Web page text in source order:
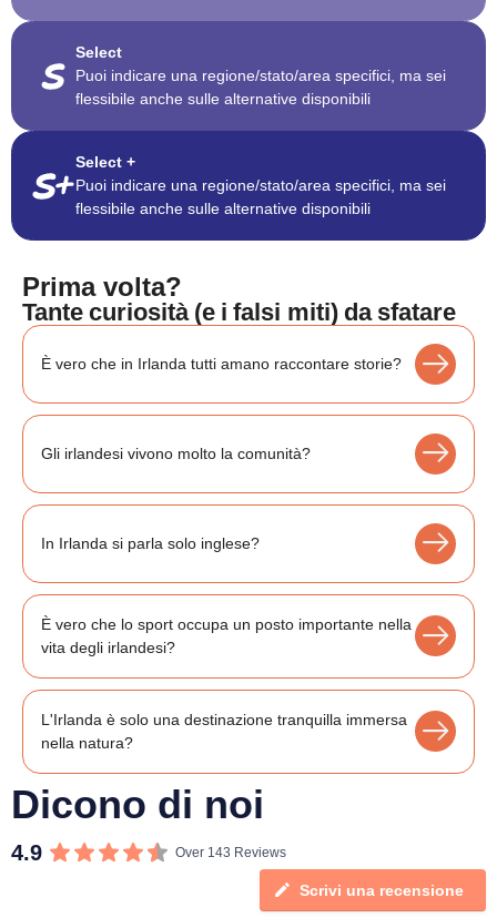
Select
Puoi indicare una regione/stato/area specifici, ma sei
flessibile anche sulle alternative disponibili
Select +
Puoi indicare una regione/stato/area specifici, ma sei
flessibile anche sulle alternative disponibili
Prima volta?
Tante curiosità (e i falsi miti) da sfatare
È vero che in Irlanda tutti amano raccontare storie?
Gli irlandesi vivono molto la comunità?
In Irlanda si parla solo inglese?
È vero che lo sport occupa un posto importante nella
vita degli irlandesi?
L'Irlanda è solo una destinazione tranquilla immersa
nella natura?
Dicono di noi
4.9 Over 143 Reviews
Scrivi una recensione